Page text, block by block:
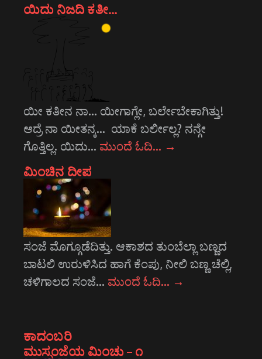
ಯಿದು ನಿಜದಿ ಕತೀ…
ಯೀ ಕತೀನ ನಾ... ಯೀಗಾಗ್ಲೇ, ಬರ್ಲೇಬೇಕಾಗಿತ್ತು!
ಆದ್ರೆ ನಾ ಯೀತನ್ಕ... ಯಾಕೆ ಬರ್ಲೀಲ್ಲ? ನನ್ಗೇ
ಗೊತ್ತಿಲ್ಲ. ಯಿದು… ಮುಂದೆ ಓದಿ… →
ಮಿಂಚಿನ ದೀಪ
ಸಂಜೆ ಮೊಗ್ಗೂಡೆದಿತ್ತು. ಆಕಾಶದ ತುಂಬೆಲ್ಲಾ ಬಣ್ಣದ
ಬಾಟಲಿ ಉರುಳಿಸಿದ ಹಾಗೆ ಕೆಂಪು, ನೀಲಿ ಬಣ್ಣ ಚೆಲ್ಲಿ,
ಚಳಿಗಾಲದ ಸಂಜೆ… ಮುಂದೆ ಓದಿ… →
ಕಾದಂಬರಿ
ಮುಸ್ಸಂಜೆಯ ಮಿಂಚು – ೧